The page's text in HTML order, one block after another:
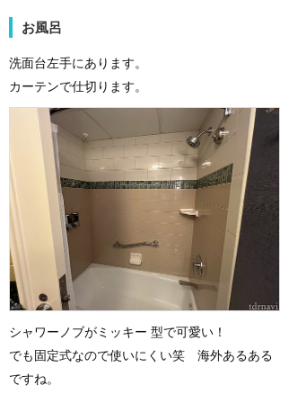
お風呂
洗面台左手にあります。
カーテンで仕切ります。
シャワーノブがミッキー 型で可愛い！
でも固定式なので使いにくい笑 海外あるある
ですね。